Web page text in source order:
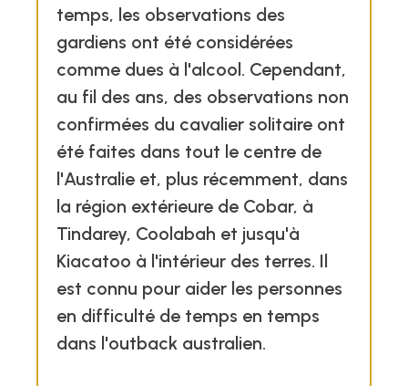
temps, les observations des
gardiens ont été considérées
comme dues à l'alcool. Cependant,
au fil des ans, des observations non
confirmées du cavalier solitaire ont
été faites dans tout le centre de
l'Australie et, plus récemment, dans
la région extérieure de Cobar, à
Tindarey, Coolabah et jusqu'à
Kiacatoo à l'intérieur des terres. Il
est connu pour aider les personnes
en difficulté de temps en temps
dans l'outback australien.